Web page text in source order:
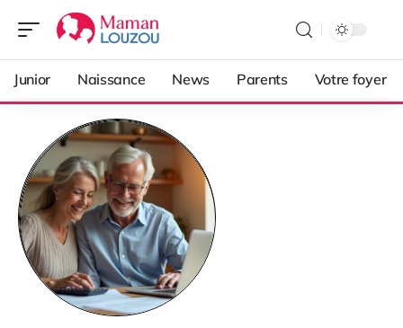
Junior Naissance News Parents Votre foyer